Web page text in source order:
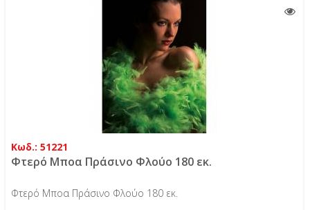
Κωδ.: 51221
Φτερό Μποα Πράσινο Φλούο 180 εκ.
Φτερό Μποα Πράσινο Φλούο 180 εκ.